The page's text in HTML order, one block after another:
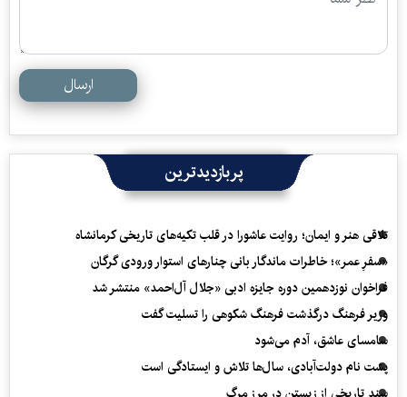
ارسال
پربازدیدترین
تلاقی هنر و ایمان؛ روایت عاشورا در قلب تکیه‌های تاریخی کرمانشاه
«سفرِ عمر»؛ خاطرات ماندگار بانی چنارهای استوار ورودی گرگان
فراخوان نوزدهمین دوره جایزه ادبی «جلال آل‌احمد» منتشر شد
وزیر فرهنگ درگذشت فرهنگ شکوهی را تسلیت گفت
سامسای عاشق، آدم می‌شود
پشت نام دولت‌آبادی، سال‌ها تلاش و ایستادگی است